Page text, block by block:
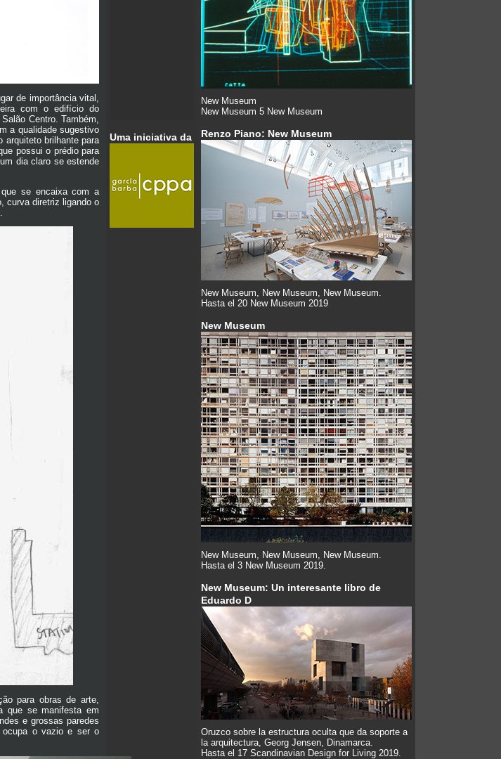
de importância vital,
com o edifício do
Centro. Também,
a qualidade sugestivo
arquiteto brilhante para
possui o prédio para
dia claro se estende
se encaixa com a
curva diretriz ligando o
para obras de arte,
que se manifesta em
e grossas paredes
ocupa o vazio e ser o
Uma iniciativa da
New Museum
New Museum 5 New Museum
Renzo Piano: New Museum
New Museum, New Museum, New Museum.
Hasta el 20 New Museum 2019
New Museum
New Museum, New Museum, New Museum.
Hasta el 3 New Museum 2019.
New Museum: Un interesante libro de
Eduardo D
Oruzco sobre la estructura oculta que da soporte a
la arquitectura, Georg Jensen, Dinamarca.
Hasta el 17 Scandinavian Design for Living 2019.